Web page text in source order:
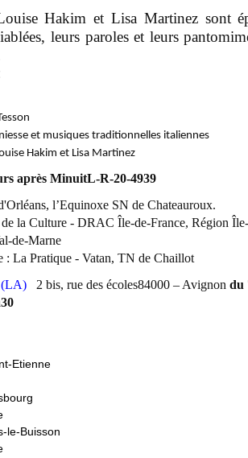
Hakim et Lisa Martinez sont
leurs paroles et leurs
et musiques traditionnelles italiennes
Hakim et Lisa Martinez
après MinuitL-R-20-4939
l’Equinoxe SN de Chateauroux.
la Culture - DRAC Île-de-France, Région
de-Marne
: La Pratique - Vatan, TN de Chaillot
2 bis, rue des écoles84000 – Avignon du
Etienne
le-Buisson